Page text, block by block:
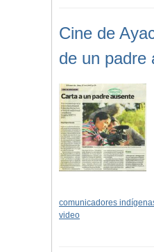
Cine de
de un padre
comunicadores
video